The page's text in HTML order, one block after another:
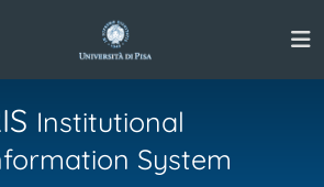
Institutional
System